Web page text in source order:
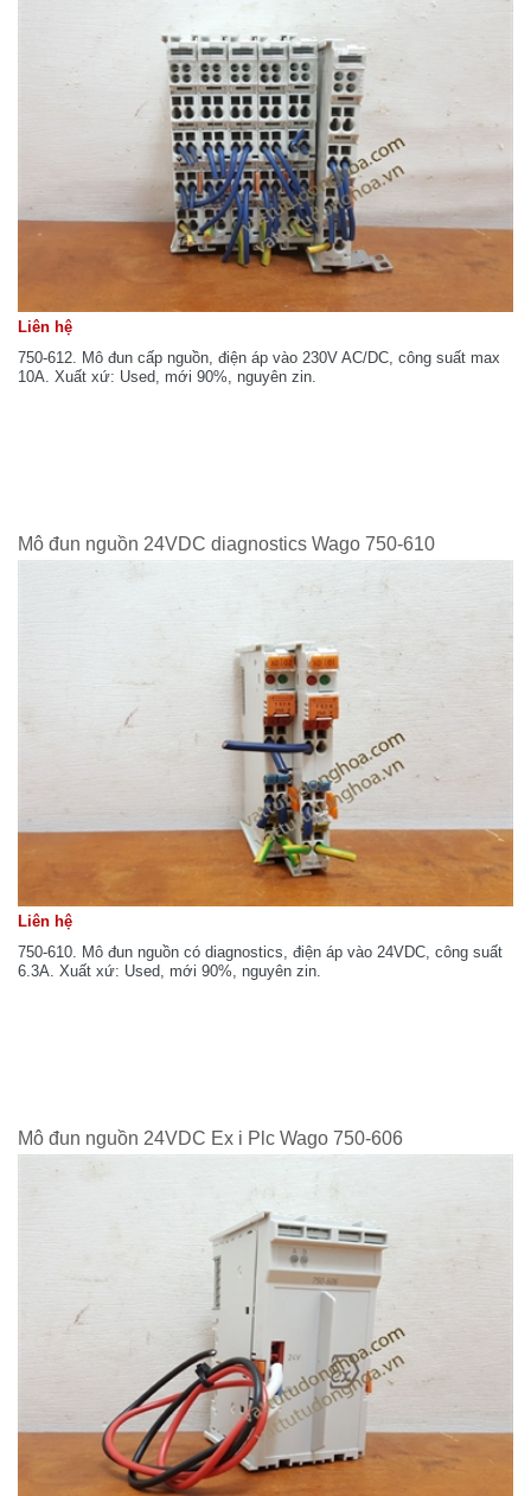
Liên hệ
750-612. Mô đun cấp nguồn, điện áp vào 230V AC/DC, công suất max
10A. Xuất xứ: Used, mới 90%, nguyên zin.
Mô đun nguồn 24VDC diagnostics Wago 750-610
Liên hệ
750-610. Mô đun nguồn có diagnostics, điện áp vào 24VDC, công suất
6.3A. Xuất xứ: Used, mới 90%, nguyên zin.
Mô đun nguồn 24VDC Ex i Plc Wago 750-606